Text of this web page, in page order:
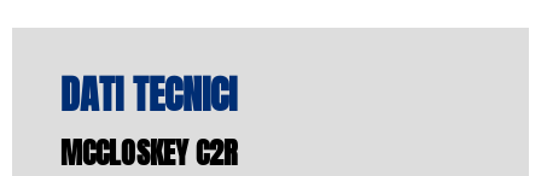
DATI TECNICI
MCCLOSKEY C2R